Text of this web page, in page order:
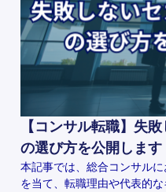
【コンサル転職】失
の選び方を公開します
本記事では、総合コンサル
を当て、転職理由や代表的